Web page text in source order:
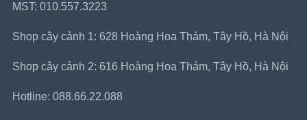
MST: 010.557.3223
Shop cây cảnh 1: 628 Hoàng Hoa Thám, Tây Hồ, Hà Nội
Shop cây cảnh 2: 616 Hoàng Hoa Thám, Tây Hồ, Hà Nội
Hotline: 088.66.22.088